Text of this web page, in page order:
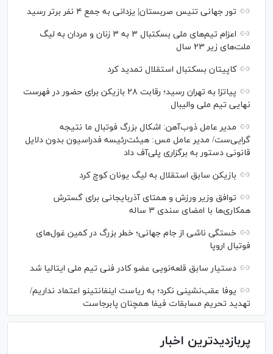
تور جهانی تنیس صربستان| یزدانی به جمع ۴ نفر برتر رسید
اعزام تیم‌های ملی بسکتبال ۳ به ۳ زنان و مردان به لیگ
ملت‌های زیر ۲۳ سال
کاپیتان بسکتبال استقلال تمدید کرد
پیاتزا به تهران رسید؛ رقابت ۲۸ بازیکن برای حضور در فهرست
نهایی تیم ملی والیبال
مدیر عامل ذوب‌آهن: اشکال بزرگ فوتبال ما نتیجه
گرایی‌ست/ مدیر عامل مس: هیئت‌رئیسه فدراسیون بدون دلایل
قانونی دستور به برگزاری پلی‌آف داد
بازیکن سابق استقلال به لیگ یونان کوچ کرد
توافق وزیر ورزش و همتای آذربایجانی برای گسترش
همکاری‌ها با امضای سندی ۳ ساله
خستگی ناشی از جام جهانی؛ خطر بزرگ در کمین غول‌های
فوتبال اروپا
دستیار سابق قلعه‌نویی عضو کادر فنی تیم ملی ایتالیا شد
یوفا عقب‌نشینی نکرد؛ به ریاست اینفانتینو اعتماد نداریم/
تهدید تحریم مسابقات فیفا همچنان پابرجاست
پربازدیدترین اخبار